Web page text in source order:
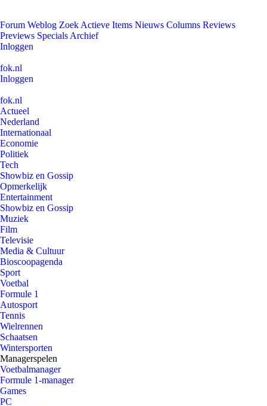
Forum Weblog Zoek Actieve Items Nieuws Columns Reviews
Previews Specials Archief
Inloggen
fok.nl
Inloggen
fok.nl
Actueel
Nederland
Internationaal
Economie
Politiek
Tech
Showbiz en Gossip
Opmerkelijk
Entertainment
Showbiz en Gossip
Muziek
Film
Televisie
Media & Cultuur
Bioscoopagenda
Sport
Voetbal
Formule 1
Autosport
Tennis
Wielrennen
Schaatsen
Wintersporten
Managerspelen
Voetbalmanager
Formule 1-manager
Games
PC